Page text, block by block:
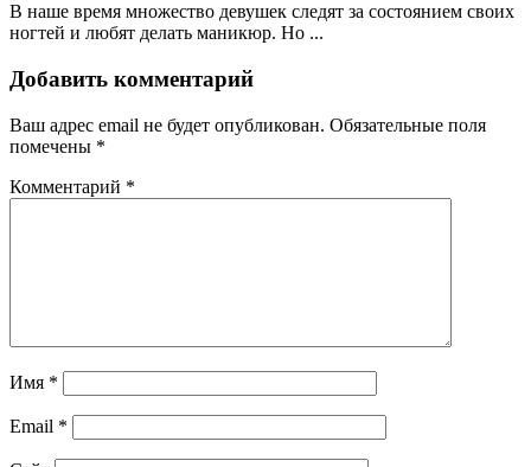
В наше время множество девушек следят за состоянием своих
ногтей и любят делать маникюр. Но ...
Добавить комментарий
Ваш адрес email не будет опубликован. Обязательные поля
помечены *
Комментарий *
Имя *
Email *